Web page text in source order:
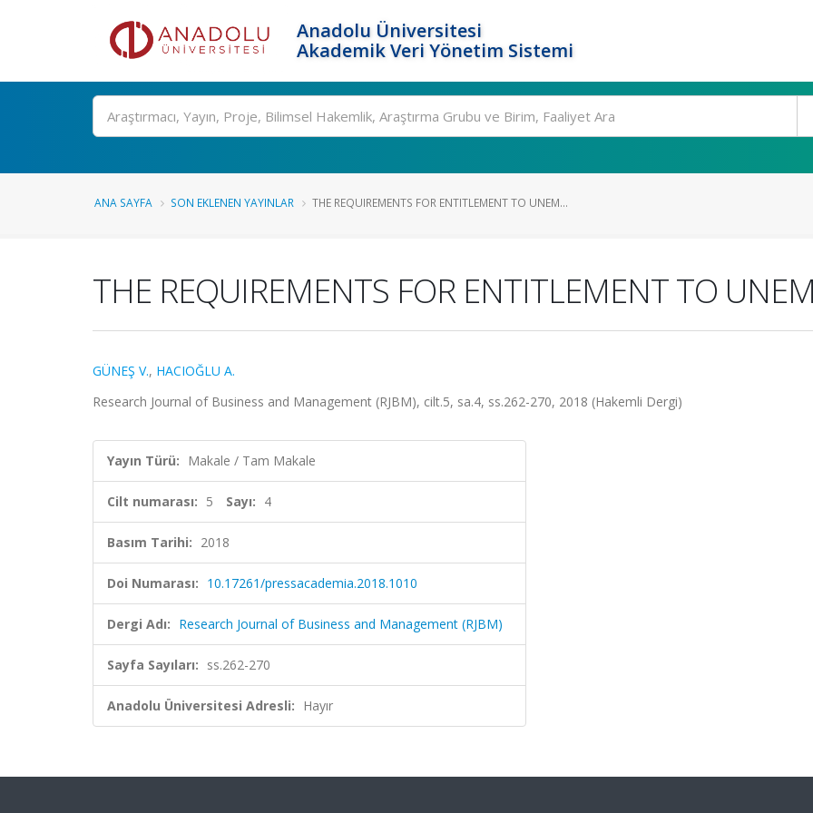
Anadolu Üniversitesi
Akademik Veri Yönetim Sistemi
Ara
ANA SAYFA SON EKLENEN YAYINLAR THE REQUIREMENTS FOR ENTITLEMENT TO UNEM...
THE REQUIREMENTS FOR ENTITLEMENT TO
GÜNEŞ V., HACIOĞLU A.
Research Journal of Business and Management (RJBM), cilt.5, sa.4, ss.262-270, 2018 (Hakemli Dergi)
Yayın Türü: Makale / Tam Makale
Cilt numarası: 5 Sayı: 4
Basım Tarihi: 2018
Doi Numarası: 10.17261/pressacademia.2018.1010
Dergi Adı: Research Journal of Business and Management (RJBM)
Sayfa Sayıları: ss.262-270
Anadolu Üniversitesi Adresli: Hayır